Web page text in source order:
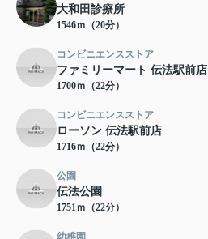
大和田診療所
1546ｍ（20分）
コンビニエンスストア
ファミリーマート 伝法駅前店
1700ｍ（22分）
コンビニエンスストア
ローソン 伝法駅前店
1716ｍ（22分）
公園
伝法公園
1751ｍ（22分）
幼稚園